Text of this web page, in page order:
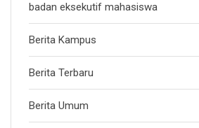
badan eksekutif mahasiswa
Berita Kampus
Berita Terbaru
Berita Umum